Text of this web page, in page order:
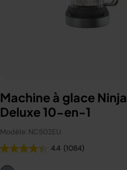
Machine à glace
Deluxe 10-en-1
Modèle: NC502EU
4.4 (1084)